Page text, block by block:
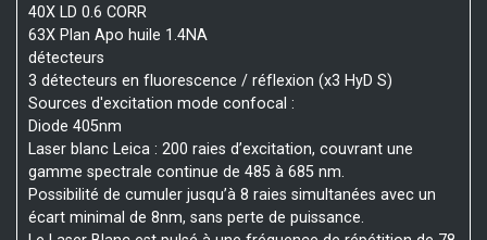
40X LD 0.6 CORR
63X Plan Apo huile 1.4NA
détecteurs
3 détecteurs en fluorescence / réflexion (x3 HyD S)
Sources d'excitation mode confocal :
Diode 405nm
Laser blanc Leica : 200 raies d’excitation, couvrant une
gamme spectrale continue de 485 à 685 nm.
Possibilité de cumuler jusqu’à 8 raies simultanées avec un
écart minimal de 8nm, sans perte de puissance.